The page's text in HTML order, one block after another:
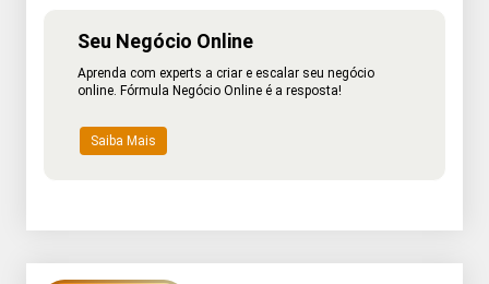
Seu Negócio Online
Aprenda com experts a criar e escalar seu negócio
online. Fórmula Negócio Online é a resposta!
Saiba Mais